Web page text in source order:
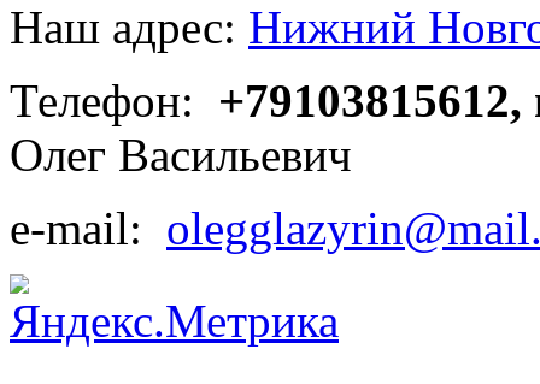
Наш адрес: Нижний
Телефон:
Олег Васильевич
e-mail: